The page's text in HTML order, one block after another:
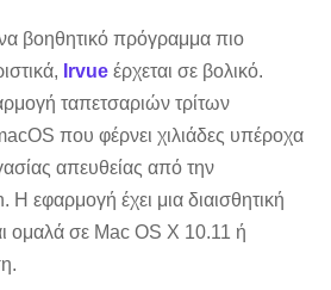
βοηθητικό πρόγραμμα πιο
Irvue έρχεται σε βολικό.
ταπετσαριών τρίτων
που φέρνει χιλιάδες υπέροχα
απευθείας από την
εφαρμογή έχει μια διαισθητική
ομαλά σε Mac OS X 10.11 ή